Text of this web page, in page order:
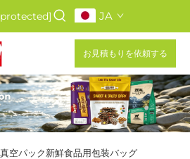
JA
お見積もりを依頼する
空パック新鮮食品用包装バッグ